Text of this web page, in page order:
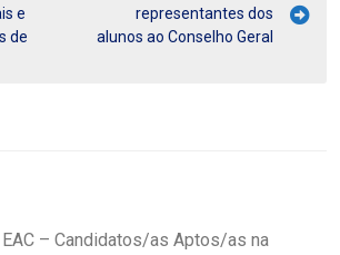
e
de
representantes dos
alunos ao Conselho Geral
– Candidatos/as Aptos/as na